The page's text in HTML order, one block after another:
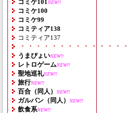
コミケ101 NEW!!
コミケ100
コミケ99
コミティア138
コミティア137
・・・・・・・・・・・・・
うまぴょいNEW!!
レトロゲームNEW!!
聖地巡礼NEW!!
旅行NEW!!
百合（同人） NEW!!
ガルパン（同人） NEW!!
飲食系NEW!!